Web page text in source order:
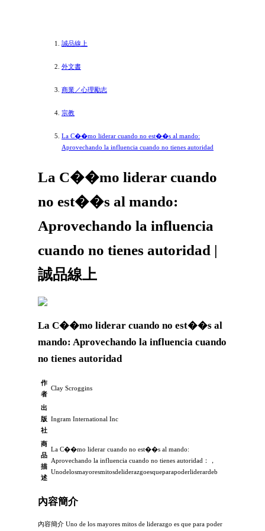
誠品線上
外文書
商業／心理勵志
宗教
La C��mo liderar cuando no est��s al mando:
Aprovechando la influencia cuando no tienes autoridad
La C��mo liderar cuando
no est��s al mando:
Aprovechando la influencia
cuando no tienes autoridad |
誠品線上
La C��mo liderar cuando no est��s al
mando: Aprovechando la influencia cuando
no tienes autoridad
作
者
Clay Scroggins
出
版
社
Ingram International Inc
商
品
描
述
La C��mo liderar cuando no est��s al mando:
Aprovechando la influencia cuando no tienes autoridad：，
Unodelosmayoresmitosdeliderazgoesqueparapoderliderardeb
內容簡介
內容簡介 Uno de los mayores mitos de liderazgo es que para poder